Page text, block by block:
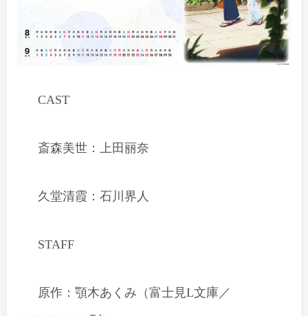
CAST
斎森美世：上田丽奈
久堂清霞：石川界人
STAFF
原作：顎木あくみ（富士見L文庫／